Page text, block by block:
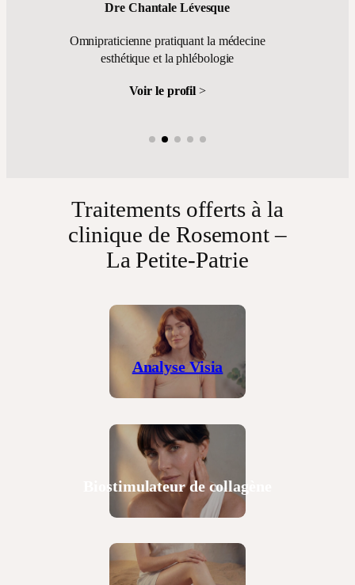
Dr Fabio Payette
Voir le profil>
Traitements offerts à la
clinique de Rosemont –
La Petite-Patrie
Analyse Visia
Biostimulateur de collagène